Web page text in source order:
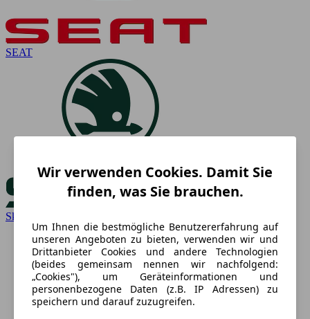
Wir verwenden Cookies. Damit Sie
finden, was Sie brauchen.
Um Ihnen die bestmögliche Benutzererfahrung auf
unseren Angeboten zu bieten, verwenden wir und
Drittanbieter Cookies und andere Technologien
(beides gemeinsam nennen wir nachfolgend:
„Cookies"), um Geräteinformationen und
personenbezogene Daten (z.B. IP Adressen) zu
speichern und darauf zuzugreifen.
SEAT
Skoda